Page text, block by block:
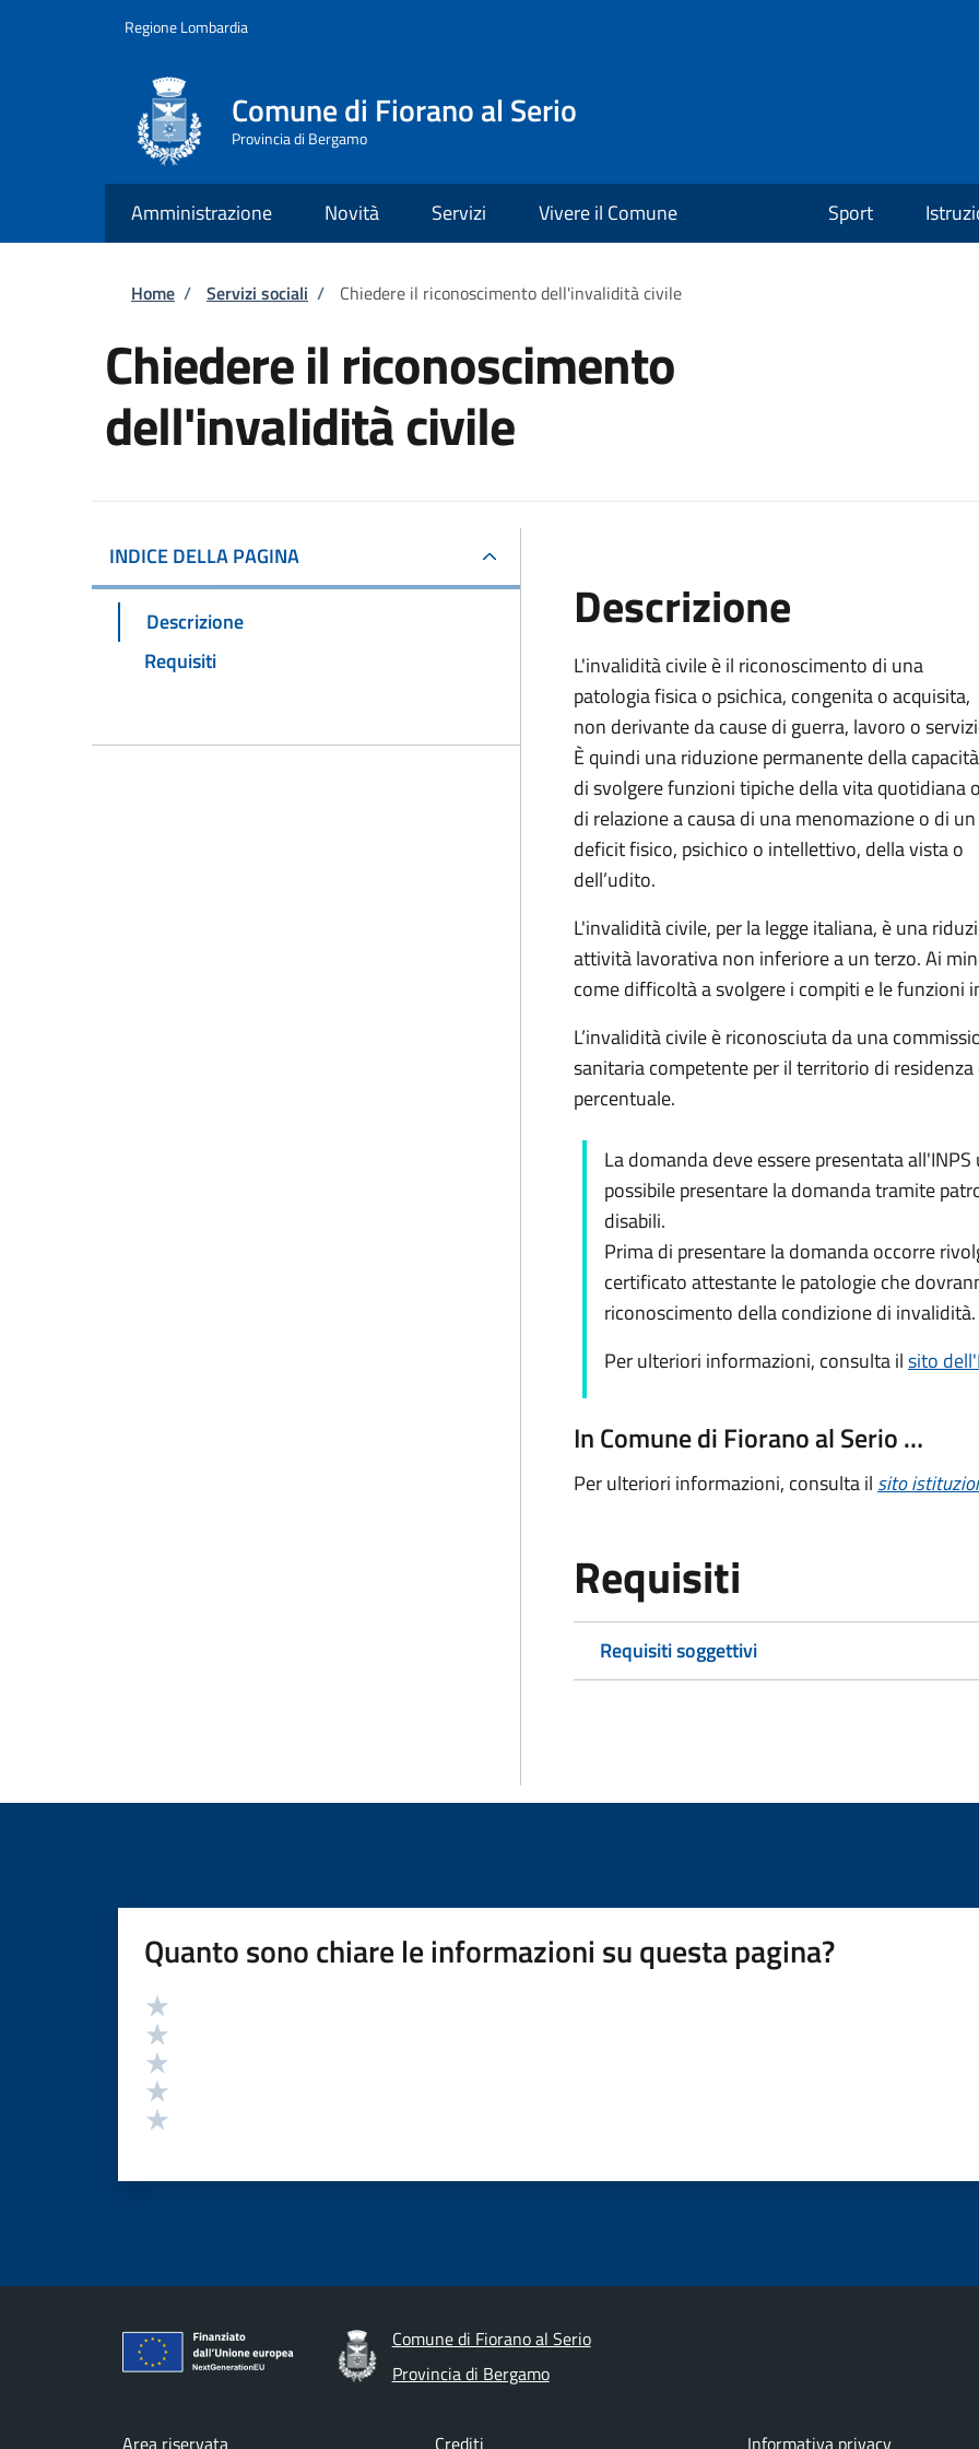
Regione Lombardia
Comune di Fiorano al Serio
Provincia di Bergamo
Amministrazione Novità Servizi Vivere il Comune Sport
Briciole di pane
Home / Servizi sociali / Chiedere il riconoscimento dell'invalidità civile
Chiedere il riconoscimento
dell'invalidità civile
INDICE DELLA PAGINA
Descrizione
Requisiti
Descrizione
L'invalidità civile è il riconoscimento di una
patologia fisica o psichica, congenita o acquisita,
non derivante da cause di guerra, lavoro o
Èquindi una riduzione permanente della capacità
disvolgere funzioni tipiche della vita quotidiana o
di relazione a causa di una menomazione o di un
deficit fisico, psichico o intellettivo, della vista o
dell’udito.
L'invalidità civile, per la legge italiana, è una
attività lavorativa non inferiore a un terzo. Ai
come difficoltà a svolgere i compiti e le funzioni
L’invalidità civile è riconosciuta da una
sanitaria competente per il territorio di
percentuale.
La domanda deve essere presentata
possibile presentare la domanda tramite
disabili.
Prima di presentare la domanda occorre
certificato attestante le patologie che
riconoscimento della condizione di invalidità.
Per ulteriori informazioni, consulta ilsito
In Comune di Fiorano al Serio …
Per ulteriori informazioni, consulta il sito
Requisiti
Requisiti soggettivi
Quanto sono chiare le informazioni su questa pagina?
Valutazione
Comune di Fiorano al Serio
Provincia di Bergamo
Area riservata Crediti Informativa privacy